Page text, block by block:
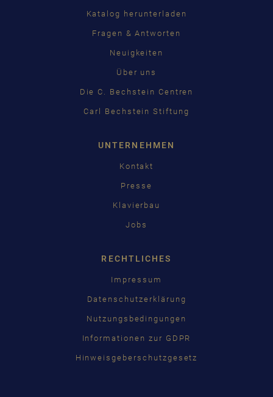
Katalog herunterladen
Fragen & Antworten
Neuigkeiten
Über uns
Die C. Bechstein Centren
Carl Bechstein Stiftung
UNTERNEHMEN
Kontakt
Presse
Klavierbau
Jobs
RECHTLICHES
Impressum
Datenschutzerklärung
Nutzungsbedingungen
Informationen zur GDPR
Hinweisgeberschutzgesetz